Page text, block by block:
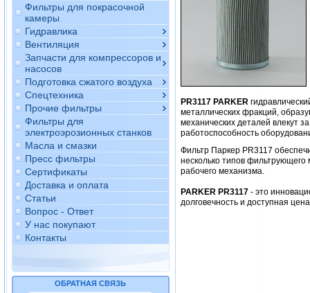
Фильтры для покрасочной
камеры
Гидравлика
Вентиляция
Запчасти для компрессоров и
насосов
Подготовка сжатого воздуха
Спецтехника
Прочие фильтры
Фильтры для
электроэрозионных станков
Масла и смазки
Пресс фильтры
Сертификаты
Доставка и оплата
Статьи
Вопрос - Ответ
У нас покупают
Контакты
ОБРАТНАЯ СВЯЗЬ
PR3117 PARKER
металлических фракций,
механических деталей влекут
работоспособность
Фильтр Паркер PR3117
несколько типов фильтрующего
рабочего механизма.
PARKER PR3117- это
долговечность и доступная